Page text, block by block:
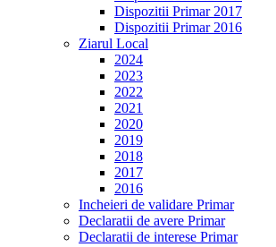
Dispozitii Primar 2017
Dispozitii Primar 2016
Ziarul Local
2024
2023
2022
2021
2020
2019
2018
2017
2016
Incheieri de validare Primar
Declaratii de avere Primar
Declaratii de interese Primar